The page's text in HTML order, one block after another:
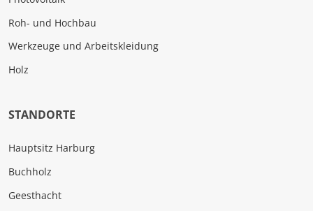
Roh- und Hochbau
Werkzeuge und Arbeitskleidung
Holz
STANDORTE
Hauptsitz Harburg
Buchholz
Geesthacht